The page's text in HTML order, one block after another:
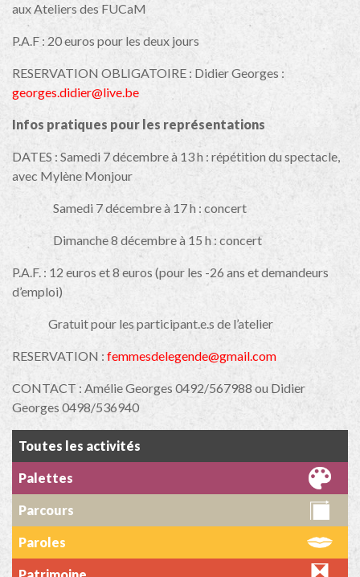
aux Ateliers des FUCaM
P.A.F : 20 euros pour les deux jours
RESERVATION OBLIGATOIRE : Didier Georges :
georges.didier@live.be
Infos pratiques pour les représentations
DATES : Samedi 7 décembre à 13 h : répétition du spectacle,
avec Mylène Monjour
Samedi 7 décembre à 17 h : concert
Dimanche 8 décembre à 15 h : concert
P.A.F. : 12 euros et 8 euros (pour les -26 ans et demandeurs
d’emploi)
Gratuit pour les participant.e.s de l’atelier
RESERVATION : femmesdelegende@gmail.com
CONTACT : Amélie Georges 0492/567988 ou Didier
Georges 0498/536940
Toutes les activités
Palettes
Parcours
Paroles